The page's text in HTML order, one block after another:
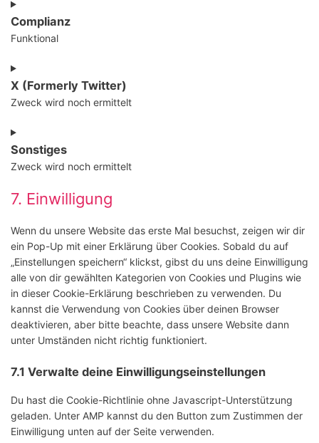
Consent
to
service
Complianz
Funktional
Consent
to
service
X (Formerly Twitter)
Zweck wird noch ermittelt
Consent
to
service
(formerly-
Sonstiges
Zweck wird noch ermittelt
Consent
service
sonstiges
7. Einwilligung
Wenn du unsere Website das erste Mal besuchst, zeigen wir dir
ein Pop-Up mit einer Erklärung über Cookies. Sobald du auf
„Einstellungen speichern“ klickst, gibst du uns deine Einwilligung
alle von dir gewählten Kategorien von Cookies und Plugins wie
in dieser Cookie-Erklärung beschrieben zu verwenden. Du
kannst die Verwendung von Cookies über deinen Browser
deaktivieren, aber bitte beachte, dass unsere Website dann
unter Umständen nicht richtig funktioniert.
7.1 Verwalte deine Einwilligungseinstellungen
Du hast die Cookie-Richtlinie ohne Javascript-Unterstützung
geladen. Unter AMP kannst du den Button zum Zustimmen der
Einwilligung unten auf der Seite verwenden.